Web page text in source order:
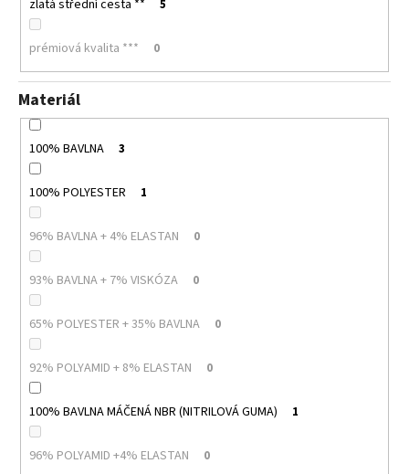
zlatá střední cesta ** 5
prémiová kvalita *** 0
Materiál
100% BAVLNA 3
100% POLYESTER 1
96% BAVLNA + 4% ELASTAN 0
93% BAVLNA + 7% VISKÓZA 0
65% POLYESTER + 35% BAVLNA 0
92% POLYAMID + 8% ELASTAN 0
100% BAVLNA MÁČENÁ NBR (NITRILOVÁ GUMA) 1
96% POLYAMID +4% ELASTAN 0